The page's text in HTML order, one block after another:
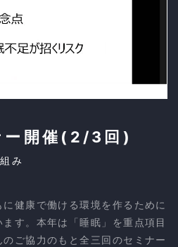
ー開催(2/3回)
み
健康で働ける環境を作るために
ます。本年は「睡眠」を重点項目
ご協力のもと全三回のセミナー